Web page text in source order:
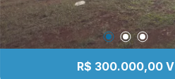
R$ 300.000,00 V